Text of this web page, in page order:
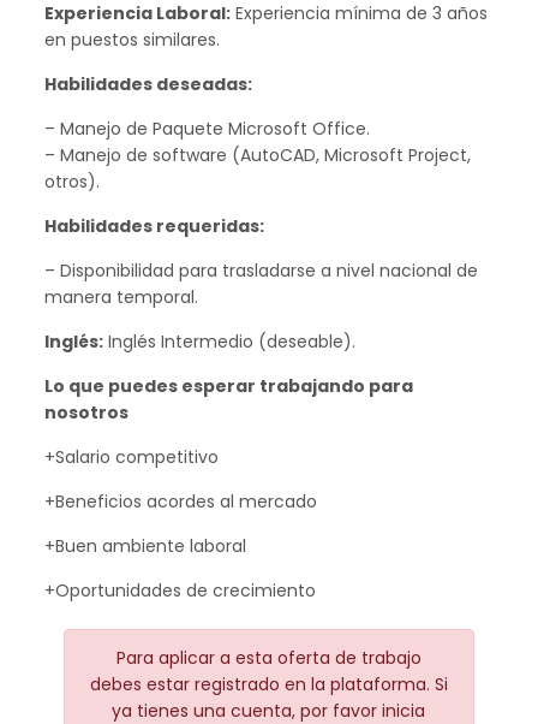
Experiencia Laboral:Experiencia mínima de 3 años
en puestos similares.
Habilidades deseadas:
– Manejo de Paquete Microsoft Office.
– Manejo de software (AutoCAD, Microsoft Project,
otros).
Habilidades requeridas:
– Disponibilidad para trasladarse a nivel nacional de
manera temporal.
Inglés:Inglés Intermedio (deseable).
Lo que puedes esperar trabajando para
nosotros
+Salario competitivo
+Beneficios acordes al mercado
+Buen ambiente laboral
+Oportunidades de crecimiento
Para aplicar a esta oferta de trabajo
debes estar registrado en la plataforma. Si
ya tienes una cuenta, por favor inicia